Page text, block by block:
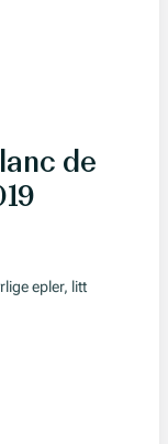
de
epler, litt